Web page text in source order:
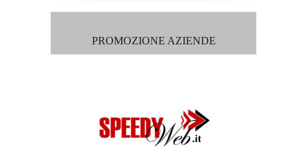
PROMOZIONE AZIENDE